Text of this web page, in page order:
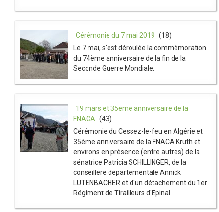
Cérémonie du 7 mai 2019 (18)
Le 7 mai, s'est déroulée la commémoration
du 74ème anniversaire de la fin de la
Seconde Guerre Mondiale.
19 mars et 35ème anniversaire de la
FNACA (43)
Cérémonie du Cessez-le-feu en Algérie et
35ème anniversaire de la FNACA Kruth et
environs en présence (entre autres) de la
sénatrice Patricia SCHILLINGER, de la
conseillère départementale Annick
LUTENBACHER et d'un détachement du 1er
Régiment de Tirailleurs d'Epinal.